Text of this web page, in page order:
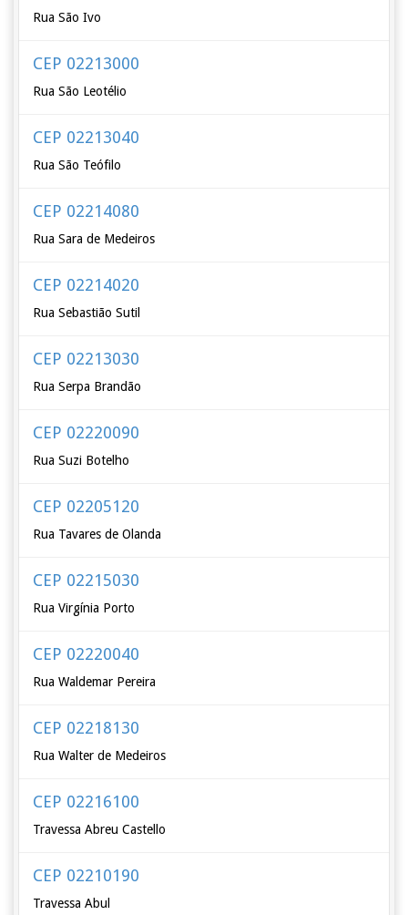
Rua São Ivo
CEP 02213000
Rua São Leotélio
CEP 02213040
Rua São Teófilo
CEP 02214080
Rua Sara de Medeiros
CEP 02214020
Rua Sebastião Sutil
CEP 02213030
Rua Serpa Brandão
CEP 02220090
Rua Suzi Botelho
CEP 02205120
Rua Tavares de Olanda
CEP 02215030
Rua Virgínia Porto
CEP 02220040
Rua Waldemar Pereira
CEP 02218130
Rua Walter de Medeiros
CEP 02216100
Travessa Abreu Castello
CEP 02210190
Travessa Abul